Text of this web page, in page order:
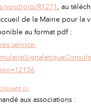
vosdroits/R1271 , au
de la Mairie pour la
au format pdf :
ici
aux associations :